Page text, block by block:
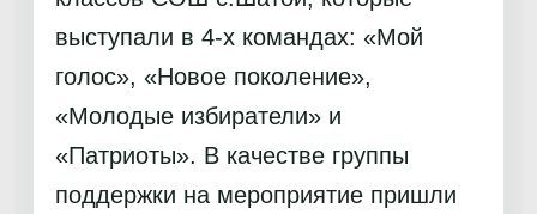
выступали в 4-х командах: «Мой
голос», «Новое поколение»,
«Молодые избиратели» и
«Патриоты». В качестве группы
поддержки на мероприятие пришли